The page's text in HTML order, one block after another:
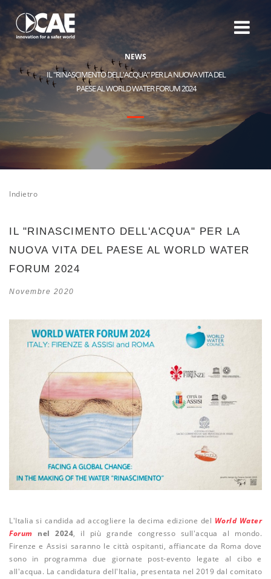
NEWS
IL "RINASCIMENTO DELL'ACQUA" PER LA NUOVA VITA DEL
PAESE AL WORLD WATER FORUM 2024
Indietro
IL "RINASCIMENTO DELL'ACQUA" PER LA
NUOVA VITA DEL PAESE AL WORLD WATER
FORUM 2024
Novembre 2020
L'Italia si candida ad accogliere la decima edizione del World Water
Forum nel 2024, il più grande congresso sull'acqua al mondo.
Firenze e Assisi saranno le città ospitanti, affiancate da Roma dove
sono in programma due giornate post-evento legate al cibo e
all'acqua. La candidatura dell'Italia, presentata nel 2019 dal comitato